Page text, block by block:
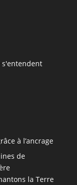
s'entendent
à l’ancrage
de
la Terre